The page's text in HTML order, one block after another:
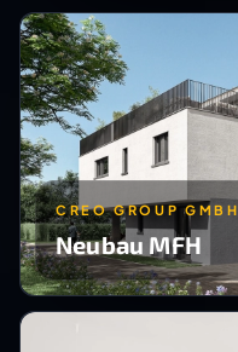
CREO GROUP GMBH
Neubau MFH